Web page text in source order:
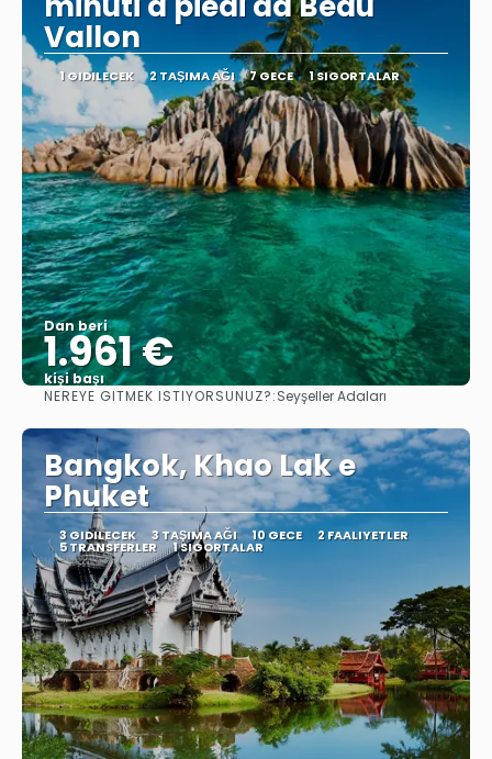
Vallon
1 GIDILECEK 2 TAŞIMA AĞI 7 GECE 1 SIGORTALAR
Dan beri
1.961 €
kişi başı
Görüntüle
NEREYE GITMEK ISTIYORSUNUZ?:Seyşeller Adaları
Bangkok, Khao Lak e
Phuket
3 GIDILECEK 3 TAŞIMA AĞI 10 GECE 2 FAALIYETLER
5 TRANSFERLER 1 SIGORTALAR